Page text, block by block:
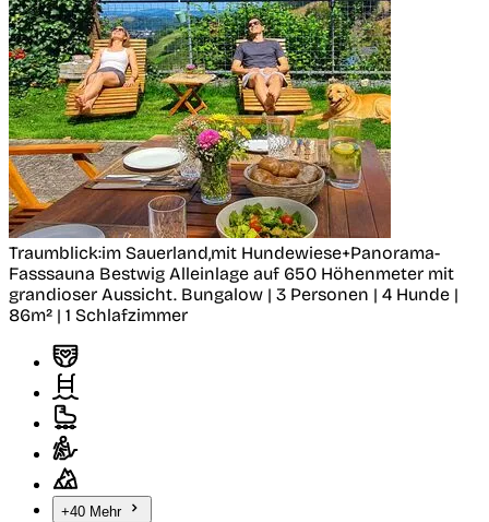
Traumblick:im Sauerland,mit Hundewiese+Panorama-
Fasssauna Bestwig Alleinlage auf 650 Höhenmeter mit
grandioser Aussicht. Bungalow | 3 Personen | 4 Hunde |
86m² | 1 Schlafzimmer
+40 Mehr